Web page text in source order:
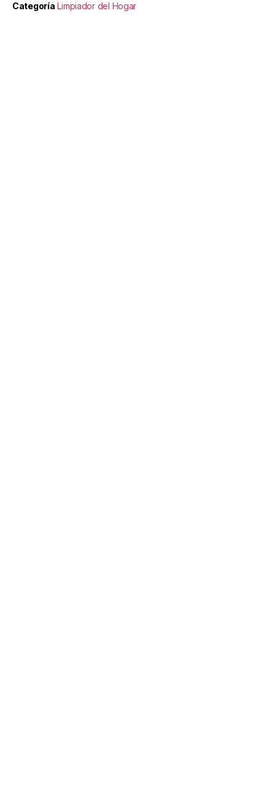
Categoría Limpiador del Hogar